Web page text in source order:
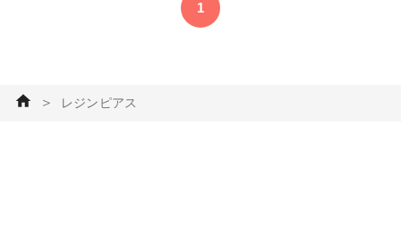
1
＞ レジンピアス